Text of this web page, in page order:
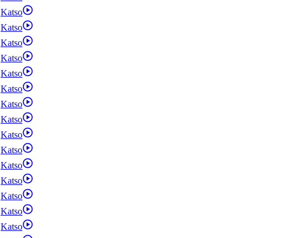
Katso
Katso
Katso
Katso
Katso
Katso
Katso
Katso
Katso
Katso
Katso
Katso
Katso
Katso
Katso